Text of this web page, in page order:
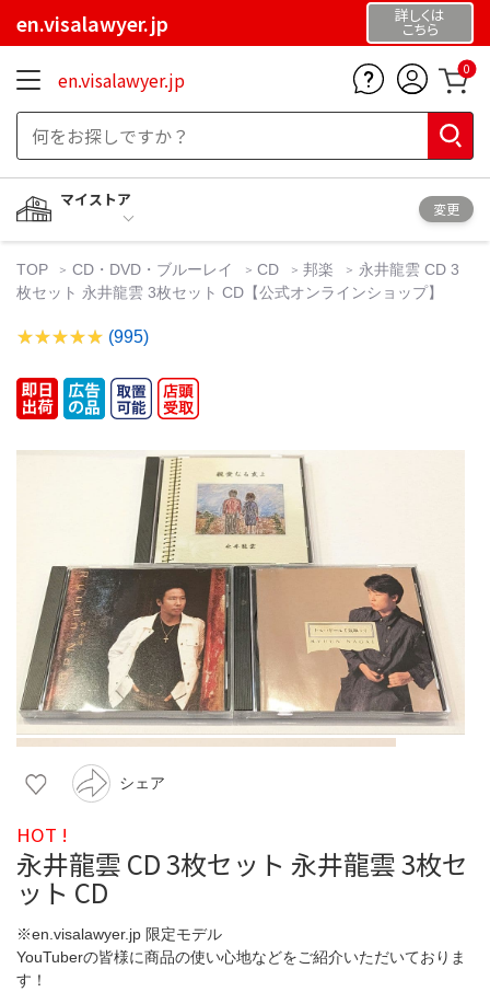
en.visalawyer.jp 詳しくは
こちら
en.visalawyer.jp 0
マイストア
変更
TOP CD・DVD・ブルーレイ CD 邦楽
永井龍雲 CD 3
枚セット 永井龍雲 3枚セット CD【公式オンラインショップ】
(995)
シェア
HOT !
永井龍雲 CD 3枚セット 永井龍雲 3枚セ
ット CD
※en.visalawyer.jp 限定モデル
YouTuberの皆様に商品の使い心地などをご紹介いただいておりま
す！